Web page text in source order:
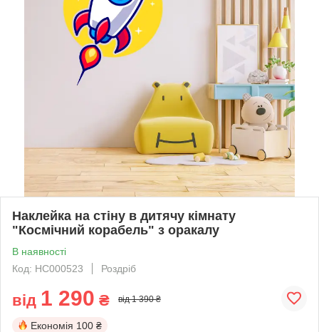
Наклейка на стіну в дитячу кімнату
"Космічний корабель" з оракалу
В наявності
Код: НС000523
Роздріб
від 1 290 ₴ від 1 390 ₴
Економія 100 ₴